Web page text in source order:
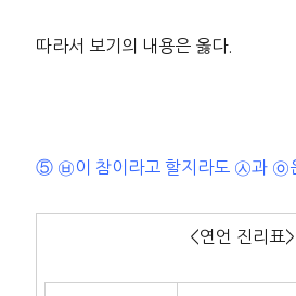
따라서 보기의 내용은 옳다.
⑤ ㉥이 참이라고 할지라도 ㉦과 ㉧
<연언 진리표>